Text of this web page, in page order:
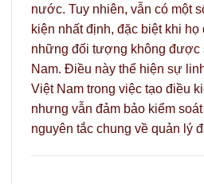
nước. Tuy nhiên, vẫn có một
kiện nhất định, đặc biệt khi
những đối tượng không
Nam. Điều này thể hiện sự
Việt Nam trong việc tạo điều
nhưng vẫn đảm bảo kiểm
nguyên tắc chung về quản lý